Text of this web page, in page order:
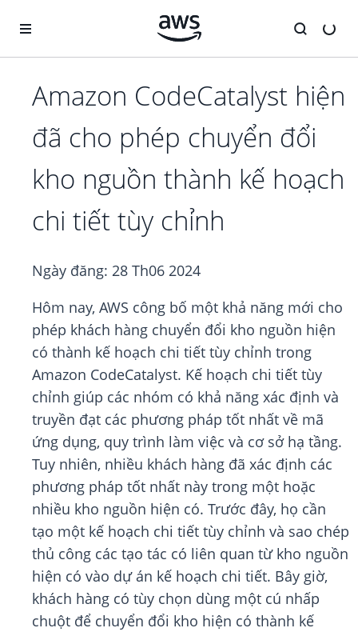
Amazon CodeCatalyst hiện
đã cho phép chuyển đổi
kho nguồn thành kế hoạch
chi tiết tùy chỉnh
Ngày đăng: 28 Th06 2024
Hôm nay, AWS công bố một khả năng mới cho
phép khách hàng chuyển đổi kho nguồn hiện
có thành kế hoạch chi tiết tùy chỉnh trong
Amazon CodeCatalyst. Kế hoạch chi tiết tùy
chỉnh giúp các nhóm có khả năng xác định và
truyền đạt các phương pháp tốt nhất về mã
ứng dụng, quy trình làm việc và cơ sở hạ tầng.
Tuy nhiên, nhiều khách hàng đã xác định các
phương pháp tốt nhất này trong một hoặc
nhiều kho nguồn hiện có. Trước đây, họ cần
tạo một kế hoạch chi tiết tùy chỉnh và sao chép
thủ công các tạo tác có liên quan từ kho nguồn
hiện có vào dự án kế hoạch chi tiết. Bây giờ,
khách hàng có tùy chọn dùng một cú nhấp
chuột để chuyển đổi kho hiện có thành kế